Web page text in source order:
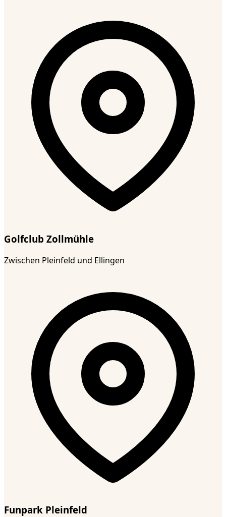
Golfclub Zollmühle
Zwischen Pleinfeld und Ellingen
Funpark Pleinfeld